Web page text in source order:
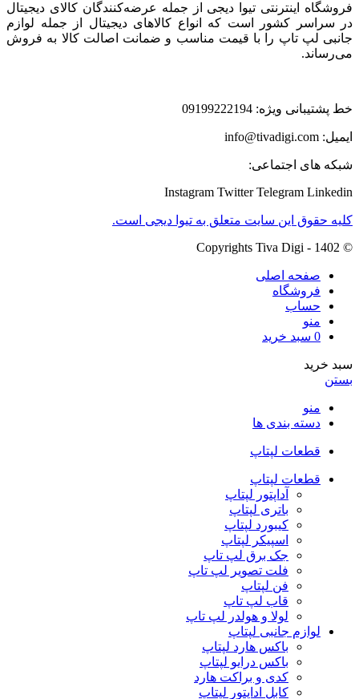
فروشگاه اینترنتی تیوا دیجی از جمله عرضه‌کنندگان کالای دیجیتال
در سراسر کشور است که انواع کالاهای دیجیتال از جمله لوازم
جانبی لپ تاپ را با قیمت مناسب و ضمانت اصالت کالا به فروش
می‌رساند.
خط پشتیبانی ویژه: 09199222194
ایمیل: info@tivadigi.com
شبکه های اجتماعی:
Instagram Twitter Telegram Linkedin
کلیه حقوق این سایت متعلق به تیوا دیجی است.
© Copyrights Tiva Digi - 1402
صفحه اصلی
فروشگاه
حساب
منو
0 سبد خرید
سبد خرید
بستن
منو
دسته بندی ها
قطعات لپتاپ
قطعات لپتاپ
آداپتور لپتاپ
باتری لپتاپ
کیبورد لپتاپ
اسپیکر لپتاپ
جک برق لپ تاپ
فلت تصویر لپ تاپ
فن لپتاپ
قاب لپ تاپ
لولا و هولدر لپ تاپ
لوازم جانبی لپتاپ
باکس هارد لپتاپ
باکس درایو لپتاپ
کدی و براکت هارد
کابل اداپتور لپتاپ